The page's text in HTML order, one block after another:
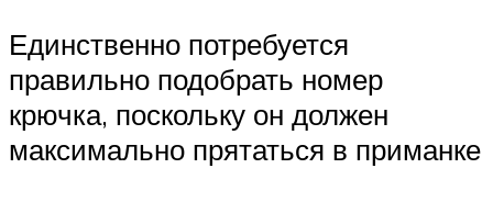
Единственно потребуется
правильно подобрать номер
крючка, поскольку он должен
максимально прятаться в приманке